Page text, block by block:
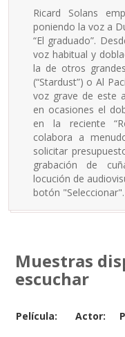
Ricard Solans
poniendo la voz a
“El graduado”.
voz habitual y
la de otros
(“Stardust”) o Al
voz grave de este
en ocasiones el
en la reciente
colabora a
solicitar
grabación de
locución de
botón "Seleccionar".
Muestras
escuchar
Película: Actor: